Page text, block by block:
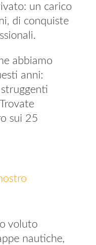
un carico
di conquiste
abbiamo
anni:
sui 25
voluto
nautiche,